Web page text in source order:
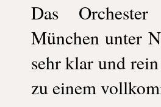
Das
München unter
sehr klar und
zu einem